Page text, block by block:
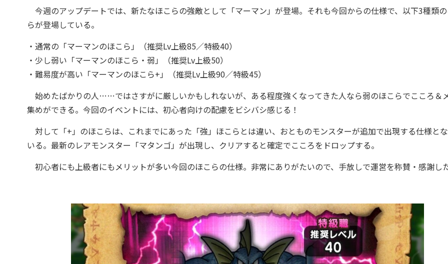
今週のアップデートでは、新たなほこらの強敵として「マーマン」が登場。それも今回からの仕様で、以下3種類
らが登場している。
・通常の「マーマンのほこら」（推奨Lv上級85／特級40）
・少し弱い「マーマンのほこら・弱」（推奨Lv上級50）
・難易度が高い「マーマンのほこら+」（推奨Lv上級90／特級45）
始めたばかりの人……ではさすがに厳しいかもしれないが、ある程度強くなってきた人なら弱のほこらでこころ＆
集めができる。今回のイベントには、初心者向けの配慮をビシバシ感じる！
対して「+」のほこらは、これまでにあった「強」ほこらとは違い、おとものモンスターが追加で出現する仕様と
いる。最新のレアモンスター「マタンゴ」が出現し、クリアすると確定でこころをドロップする。
初心者にも上級者にもメリットが多い今回のほこらの仕様。非常にありがたいので、手放しで運営を称賛・感謝し